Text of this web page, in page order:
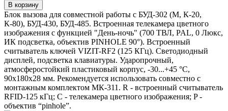
В корзину
Блок вызова для совместной работы с БУД-302 (М, К-20,
К-80), БУД-430, БУД-485. Встроенная телекамера цветного
изображения с функцией "День-ночь" (700 ТВЛ, PAL, 0 Люкс,
ИК подсветка, объектив PINHOLE 90°). Встроенный
считыватель ключей VIZIT-RF2 (125 КГц). Светодиодный
дисплей, подсветка клавиатуры. Ударопрочный,
атмосферостойкий пластиковый корпус, -30...+45 °C,
90х180х28 мм. Рекомендуется использовать совместно с
монтажным комплектом МК-311. R - встроенный считыватель
RFID-125 кГц; C - телекамера цветного изображения; P -
объектив “pinhole”.